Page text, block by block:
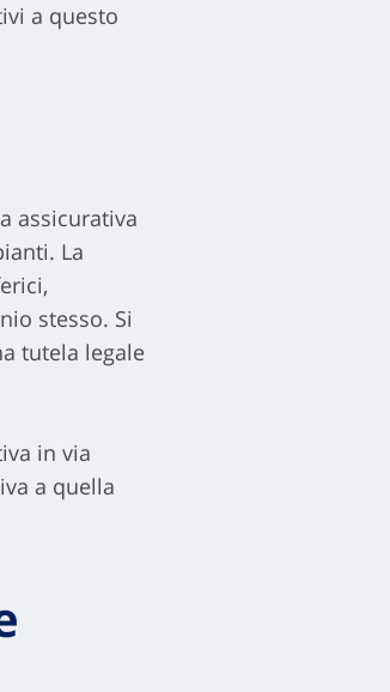
a questo
assicurativa
La
stesso. Si
tutela legale
in via
a quella